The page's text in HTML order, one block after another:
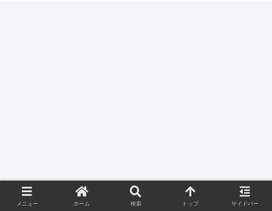
メニュー ホーム 検索 トップ サイドバー